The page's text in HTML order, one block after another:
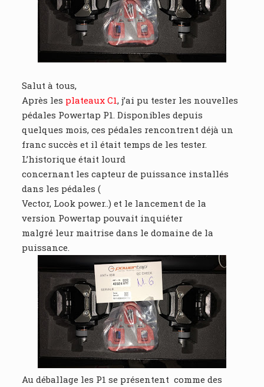
Salut à tous,
Après les plateaux C1, j’ai pu tester les nouvelles
pédales Powertap P1. Disponibles depuis
quelques mois, ces pédales rencontrent déjà un
franc succès et il était temps de les tester.
L’historique était lourd
concernant les capteur de puissance installés
dans les pédales (
Vector, Look power..) et le lancement de la
version Powertap pouvait inquiéter
malgré leur maitrise dans le domaine de la
puissance.
Au déballage les P1 se présentent comme des